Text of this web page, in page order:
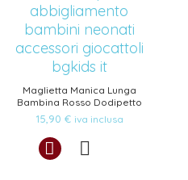
Maglietta Manica Lunga
Bambina Rosso Dodipetto
15,90 € iva inclusa